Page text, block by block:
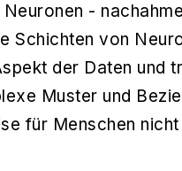
-
Schichten von
der Daten und
Muster und
für Menschen